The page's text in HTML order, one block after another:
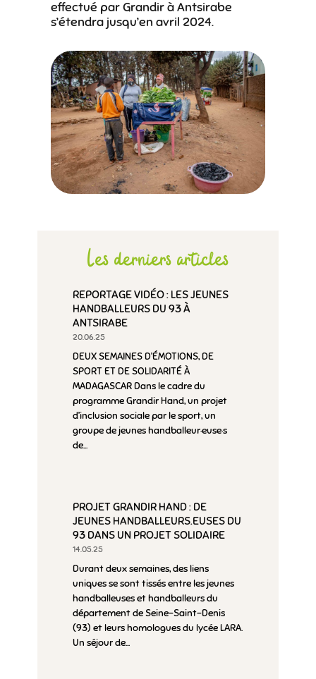
effectué par Grandir à Antsirabe
s’étendra jusqu’en avril 2024.
Les derniers articles
REPORTAGE VIDÉO : LES JEUNES
HANDBALLEURS DU 93 À
ANTSIRABE
20.06.25
DEUX SEMAINES D’ÉMOTIONS, DE
SPORT ET DE SOLIDARITÉ À
MADAGASCAR Dans le cadre du
programme Grandir Hand, un projet
d’inclusion sociale par le sport, un
groupe de jeunes handballeur·euse·s
de...
PROJET GRANDIR HAND : DE
JEUNES HANDBALLEURS.EUSES DU
93 DANS UN PROJET SOLIDAIRE
14.05.25
Durant deux semaines, des liens
uniques se sont tissés entre les jeunes
handballeuses et handballeurs du
département de Seine-Saint-Denis
(93) et leurs homologues du lycée LARA.
Un séjour de...